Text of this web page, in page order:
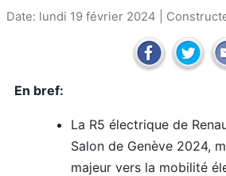
Date: lundi 19 février 2024 |
En bref:
La R5 électrique de
Salon de Genève 2024,
majeur vers la mobilité